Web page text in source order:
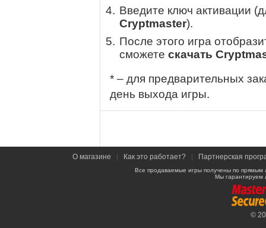
Введите ключ активации
Cryptmaster).
После этого игра
сможете скачать
* – для предварительных
день выхода игры.
О магазине Как это работает? Партнерская
Все продаваемые игры получены по
Мы гарантируем
©